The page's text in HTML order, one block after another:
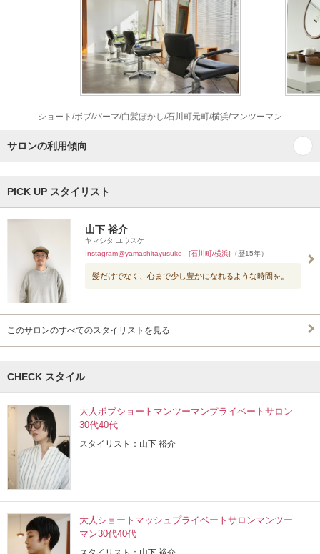
ショート/ボブ/パーマ/白髪ぼかし/石川町元町/横浜/マンツーマン
サロンの利用傾向
PICK UP スタイリスト
山下 裕介
ヤマシタ ユウスケ
Instagram@yamashitayusuke_ [石川町/横浜] （歴15年）
髪だけでなく、心まで少し豊かになれるような時間を。
このサロンのすべてのスタイリストを見る
CHECK スタイル
大人ボブショートマンツーマンプライベートサロン
30代40代
スタイリスト：山下 裕介
大人ショートマッシュプライベートサロンマンツー
マン30代40代